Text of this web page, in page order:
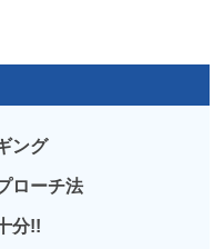
ング
ローチ法
分!!